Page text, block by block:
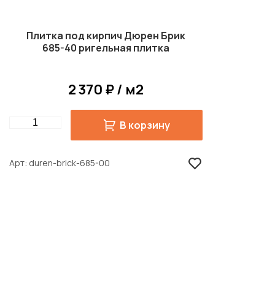
Плитка под кирпич Дюрен Брик
685-40 ригельная плитка
2 370 ₽ / м2
Quantity В корзину
Арт duren-brick-685-00